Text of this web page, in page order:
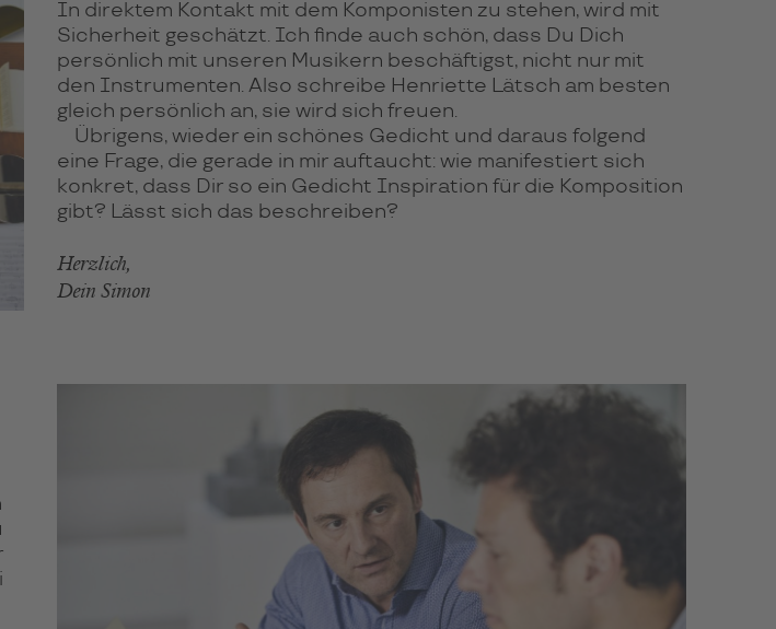
In direktem Kontakt mit dem Komponisten zu stehen, wird mit
Sicherheit geschätzt. Ich finde auch schön, dass Du Dich
persönlich mit unseren Musikern beschäftigst, nicht nur mit
den Instrumenten. Also schreibe Henriette Lätsch am besten
gleich persönlich an, sie wird sich freuen.
Übrigens, wieder ein schönes Gedicht und daraus folgend
eine Frage, die gerade in mir auftaucht: wie manifestiert sich
konkret, dass Dir so ein Gedicht Inspiration für die Komposition
gibt? Lässt sich das beschreiben?
Herzlich,
Dein Simon